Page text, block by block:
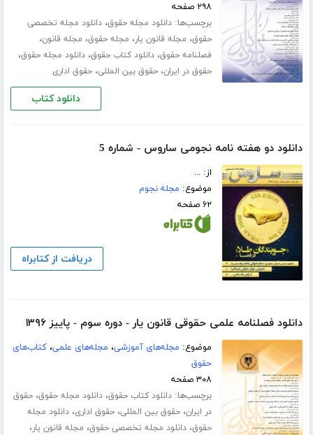
۲۹۸ صفحه
برچسب‌ها:دانلود مجله حقوق،دانلود مجله تخصصی
حقوق، مجله قانون یار، مجله حقوق، مجله قانون،
فصلنامه حقوق،دانلود کتاب حقوق،دانلود مجله حقوق،
حقوق در ایران،حقوق بین المللی،حقوق اداری
دانلود کتاب
دانلود دو هفته نامه نجومی ساروس - شماره 5
از: ...
موضوع: مجله نجوم
۶۲ صفحه
دریافت از کتابراه
دانلود فصلنامه علمی حقوقی قانون یار - دوره سوم - پاییز ۱۳۹۶
موضوع: مجله‌های آموزشی، مجله‌های علمی،کتاب‌های
حقوق
۳۰۸ صفحه
برچسب‌ها:دانلود کتاب حقوق،دانلود مجله حقوق،حقوق
در ایران،حقوق بین المللی،حقوق اداری،دانلود مجله
حقوق،دانلود مجله تخصصی حقوق، مجله قانون یار،